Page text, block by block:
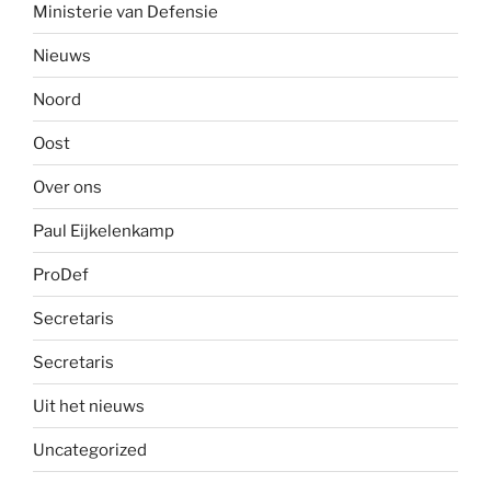
Ministerie van Defensie
Nieuws
Noord
Oost
Over ons
Paul Eijkelenkamp
ProDef
Secretaris
Secretaris
Uit het nieuws
Uncategorized